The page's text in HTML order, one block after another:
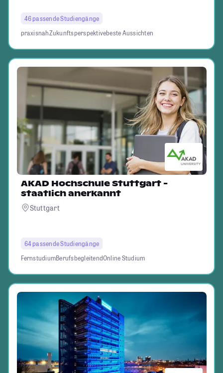
46 passende Studiengänge
praxisnahZukunftsperspektivebeste Aussichten
AKAD Hochschule Stuttgart -
staatlich anerkannt
Stuttgart
64 passende Studiengänge
FernstudiumBerufsbegleitendOnline Studium